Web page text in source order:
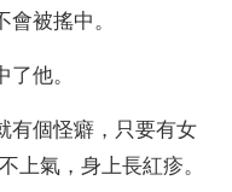
會被搖中。
他。
上氣，身上長紅疹。